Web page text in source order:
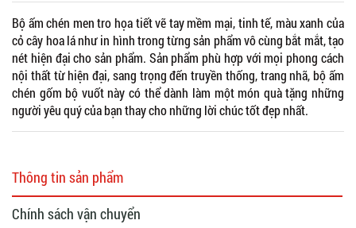
Bộ ấm chén men tro họa tiết vẽ tay mềm mại, tinh tế, màu xanh của
cỏ cây hoa lá như in hình trong từng sản phẩm vô cùng bắt mắt, tạo
nét hiện đại cho sản phẩm. Sản phẩm phù hợp với mọi phong cách
nội thất từ hiện đại, sang trọng đến truyền thống, trang nhã, bộ ấm
chén gốm bộ vuốt này có thể dành làm một món quà tặng những
người yêu quý của bạn thay cho những lời chúc tốt đẹp nhất.
Thông tin sản phẩm
Chính sách vận chuyển